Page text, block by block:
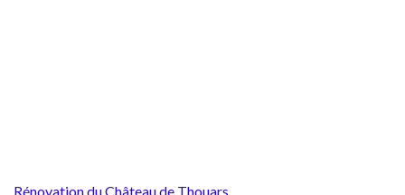
Rénovation du Château de Thouars